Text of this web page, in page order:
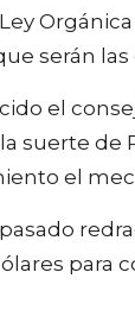
serán
el
suerte de
el
para